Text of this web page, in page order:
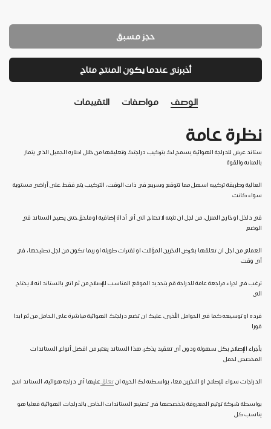
حجز مسبق
أخبرني عندما يكون المنتج متاح
الوصف مواصفات التقييمات
نظرة عامة
ستاند عرض للدراجة الهوائية يسمح لك بتركيب دراجتك وتعليقها من خلال اطاره الجميل الذي يتماز
بالمتانة والقوة
العالية وطريقة تركيبه اسهل مما تتوقع وسريع في ذات الوقت، التركيب يتم فقط على أراضي مستوية
سواء كانت
في داخل او خارج المنزل، من اجل ان تثبته لا تحتاج الى أي أداة إضافية او ملحق حتى يصبح الستاند في
الوضع
العملي من اجل ان تعلقها بغرض التخزين المؤقت او لفترات طويلة او ربما تكون من اجل تصليحها، في
أي وقت
ترغب في اجراء مراجعة عامة للدراجة قم بتحديد الموقع المناسب للإصلاح من ثم اتي بالستاند انه لا يحتاج
الى
فرده او توسيعه كما في الحوامل الأخرى، عليك ان تضع دراجتك الهوائية مباشرة على الحامل من ثم ابدا
فورا
بأجراء الإصلاح بكل سهولة ودون أي تعقيد يذكر، هذا الستاند يعتبر من افضل أنواع الستاندات
المخصص لحمل
الدراجات سواء للإصلاح او التخزين معا، بواسطته لك الحرية انتعلق عليها أي دراجة هوائية، الستاند انتج
بواسطة شركة توتيم المعروفة بتخصصها في تصنيع الستاندات الخاص بالدراجات الهوائية فعليا هو
يناسب كل